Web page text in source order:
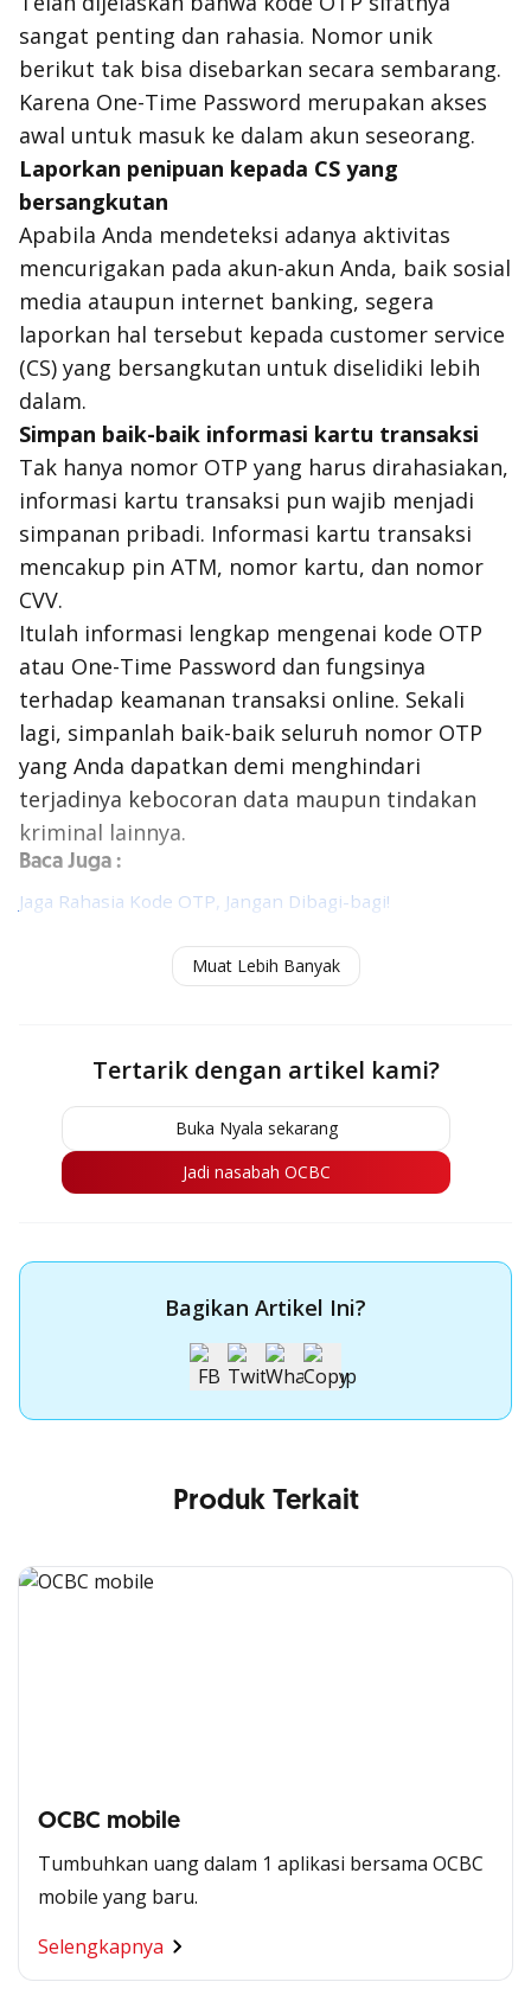
sangat penting dan rahasia. Nomor unik
berikut tak bisa disebarkan secara sembarang.
Karena One-Time Password merupakan akses
awal untuk masuk ke dalam akun seseorang.
Laporkan penipuan kepada CS yang
bersangkutan
Apabila Anda mendeteksi adanya aktivitas
mencurigakan pada akun-akun Anda, baik sosial
media ataupun internet banking, segera
laporkan hal tersebut kepada customer service
(CS) yang bersangkutan untuk diselidiki lebih
dalam.
Simpan baik-baik informasi kartu transaksi
Tak hanya nomor OTP yang harus dirahasiakan,
informasi kartu transaksi pun wajib menjadi
simpanan pribadi. Informasi kartu transaksi
mencakup pin ATM, nomor kartu, dan nomor
CVV.
Itulah informasi lengkap mengenai kode OTP
atau One-Time Password dan fungsinya
terhadap keamanan transaksi online. Sekali
lagi, simpanlah baik-baik seluruh nomor OTP
yang Anda dapatkan demi menghindari
terjadinya kebocoran data maupun tindakan
kriminal lainnya.
Baca Juga :
Jaga Rahasia Kode OTP, Jangan Dibagi-bagi!
Berikan Yang Terbaik Saat Valentine, Asal Jangan Hal Ini!
Muat Lebih Banyak
Tertarik dengan artikel kami?
Buka Nyala sekarang
Jadi nasabah OCBC
Bagikan Artikel Ini?
Produk Terkait
OCBC mobile
Tumbuhkan uang dalam 1 aplikasi bersama OCBC
mobile yang baru.
Selengkapnya
Segala Kemudahan Ada
di Satu Genggaman